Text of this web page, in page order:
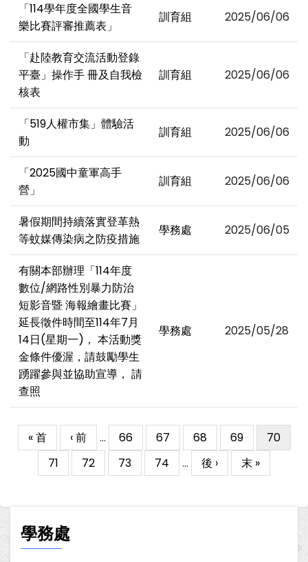
「114學年度全國學生音
樂比賽評審推薦表」
訓育組 2025/06/06
「赴陸教育交流活動登錄
平臺」操作手 冊及自我檢
核表
訓育組 2025/06/06
「519人權市集」體驗活
動
訓育組 2025/06/06
「2025國中童軍高手
營」
訓育組 2025/06/06
暑假期間持續落實登革熱
等蚊媒傳染病之防疫措施
學務處 2025/06/05
有關本部辦理「114年度
數位/網路性別暴力防治
短影音暨 海報繪畫比賽」
延長徵件時間至114年7月
14日(星期一)， 本活動獎
金條件優渥，請鼓勵學生
踴躍參與並協助宣導， 請
查照
學務處 2025/05/28
Pagination
First
page
« 首
Previous
page
‹ 前 … Page
66 Page
67 Page
68 Page
69
目
前
頁
70
Page
71 Page
72 Page
73 Page
74 …
下
一
後 ›
Last
page
末 »
學務處